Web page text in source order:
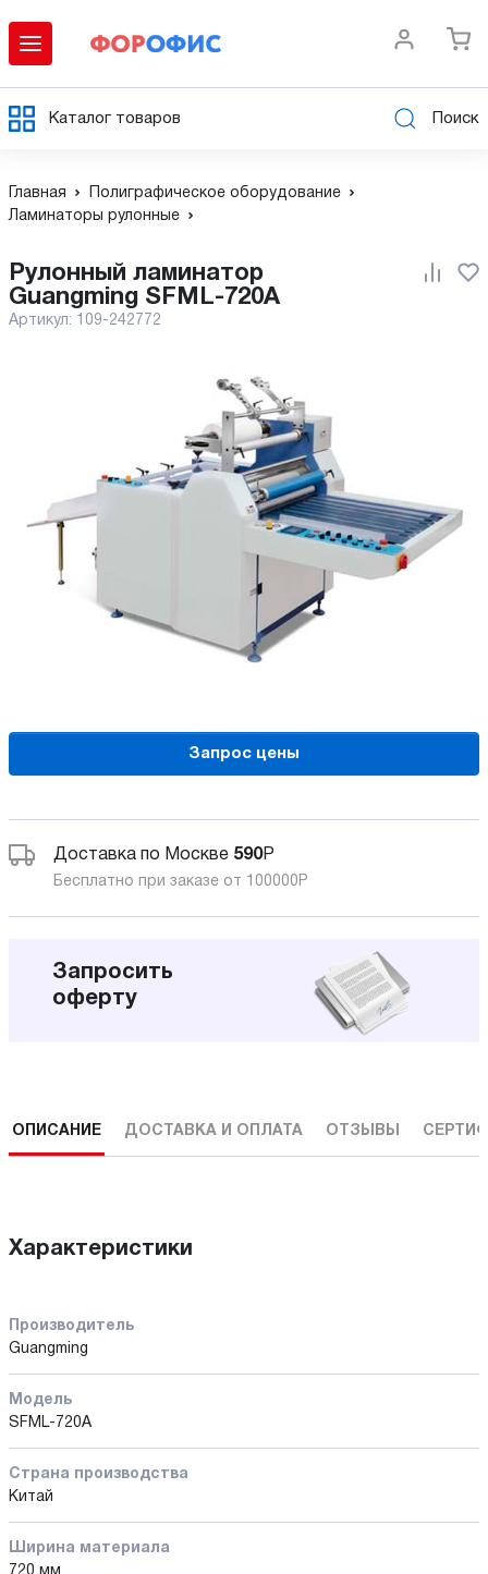
Каталог товаров Поиск
Главная
Полиграфическое оборудование
Ламинаторы рулонные
Рулонный ламинатор
Guangming SFML-720A
Артикул: 109-242772
Запрос цены
Доставка по Москве 590Р
Бесплатно при заказе от 100000 Р
Запросить
оферту
ОПИСАНИЕ ДОСТАВКА И ОПЛАТА ОТЗЫВЫ
Характеристики
Производитель
Guangming
Модель
SFML-720A
Страна производства
Китай
Ширина материала
720 мм